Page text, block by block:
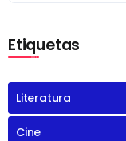
Etiquetas
Literatura
Cine